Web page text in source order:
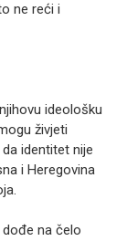
ne reći i
ideološku
živjeti
identitet nije
i Heregovina
na čelo